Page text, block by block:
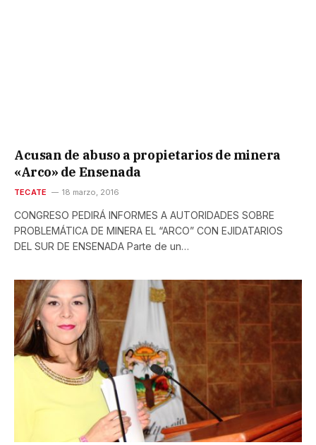
Acusan de abuso a propietarios de minera
«Arco» de Ensenada
TECATE 18 marzo, 2016
CONGRESO PEDIRÁ INFORMES A AUTORIDADES SOBRE
PROBLEMÁTICA DE MINERA EL “ARCO” CON EJIDATARIOS
DEL SUR DE ENSENADA Parte de un…